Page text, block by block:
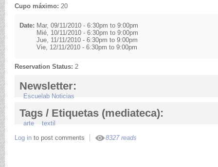
Cupo máximo: 20
Date: Mar, 09/11/2010 - 6:30pm to 9:00pm
Mié, 10/11/2010 - 6:30pm to 9:00pm
Jue, 11/11/2010 - 6:30pm to 9:00pm
Vie, 12/11/2010 - 6:30pm to 9:00pm
Reservation Status: 2
Newsletter:
Escuelab Noticias
Tags / Etiquetas (mediateca):
arte
textil
Log in to post comments 8327 reads